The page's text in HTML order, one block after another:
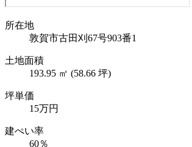
所在地
敦賀市古田刈67号903番1
土地面積
193.95 ㎡ (58.66 坪)
坪単価
15万円
建ぺい率
60％